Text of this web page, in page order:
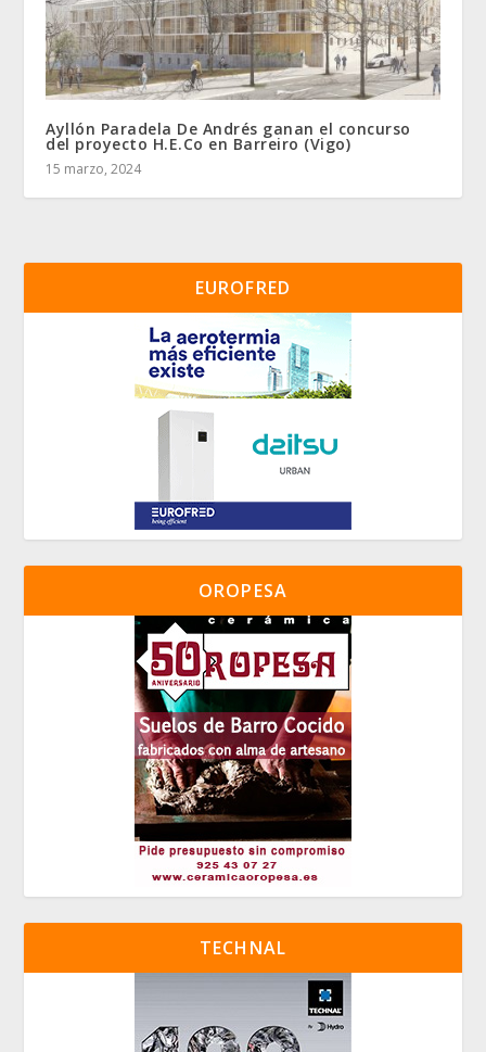
Ayllón Paradela De Andrés ganan el concurso
del proyecto H.E.Co en Barreiro (Vigo)
15 marzo, 2024
EUROFRED
OROPESA
TECHNAL